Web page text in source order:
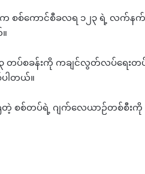
စစ်ကောင်စီခလရ ၁၂၃ ရဲ့ လက်နက်က
ပ်စခန်းကို ကချင်လွတ်လပ်ရေးတ
ါတယ်။
ြဲတဲ့ စစ်တပ်ရဲ့ ဂျက်လေယာဉ်တစ်စီးကို